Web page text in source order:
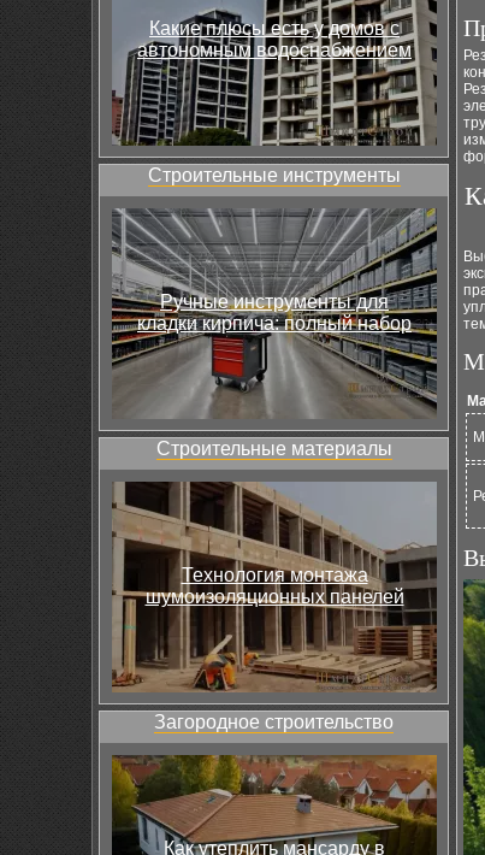
Какие плюсы есть у домов с
автономным водоснабжением
Строительные инструменты
Ручные инструменты для
кладки кирпича: полный набор
Строительные материалы
Технология монтажа
шумоизоляционных панелей
Загородное строительство
Как утеплить мансарду в